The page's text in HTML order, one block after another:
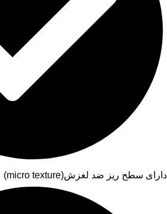
دارای سطح ریز ضد لغزش(micro texture)